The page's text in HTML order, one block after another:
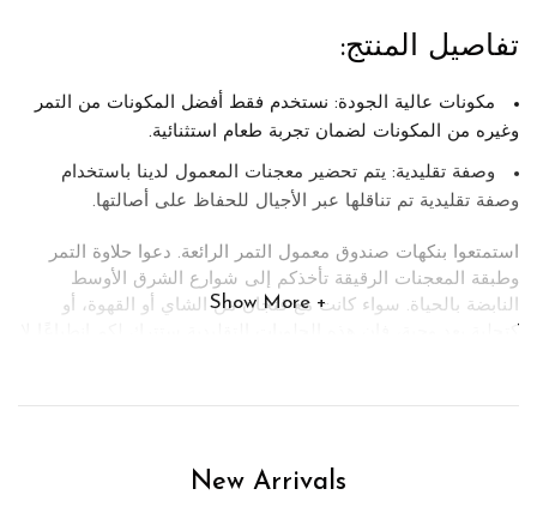
تفاصيل المنتج:
مكونات عالية الجودة: نستخدم فقط أفضل المكونات من التمر
وغيره من المكونات لضمان تجربة طعام استثنائية.
وصفة تقليدية: يتم تحضير معجنات المعمول لدينا باستخدام
وصفة تقليدية تم تناقلها عبر الأجيال للحفاظ على أصالتها.
استمتعوا بنكهات صندوق معمول التمر
الرائعة. دعوا حلاوة التمر
وطبقة المعجنات الرقيقة تأخذكم إلى شوارع الشرق الأوسط
النابضة بالحياة. سواء كانت مع فنجان من الشاي أو القهوة، أو
اطلبوا صندوق معمول التمر اليومواستمتعوا بمذاق المطبخ الشرق
Show More
New Arrivals